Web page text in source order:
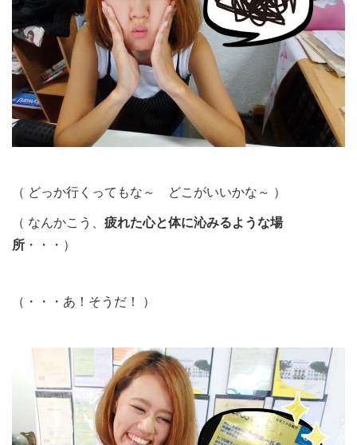
（ どっか行くってもな～ どこがいいかな～ ）
（ なんかこう、 疲れた心と体に沁みるような場
所 ・・・）
（・・・あ！そうだ！ ）